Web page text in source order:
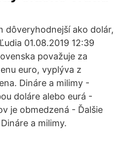
dôveryhodnejší ako dolár,
01.08.2019 12:39
považuje za
euro, vyplýva z
Dináre a milimy -
doláre alebo eurá -
je obmedzená - Ďalšie
a milimy.